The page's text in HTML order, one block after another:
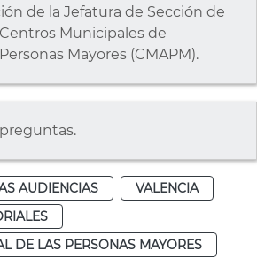
de la Jefatura de Sección de
Municipales de
Mayores (CMAPM).
AUDIENCIAS
VALENCIA
DE LAS PERSONAS MAYORES